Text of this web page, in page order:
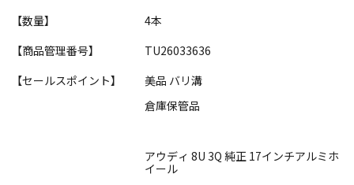
【数量】
4本
【商品管理番号】
TU26033636
【セールスポイント】
美品 バリ溝
倉庫保管品
アウディ 8U 3Q 純正 17インチアルミホ
イール